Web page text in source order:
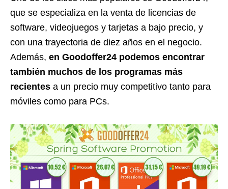
que se especializa en la venta de licencias de
software, videojuegos y tarjetas a bajo precio, y
con una trayectoria de diez años en el negocio.
Además, en Goodoffer24 podemos encontrar
también muchos de los programas más
recientes a un precio muy competitivo tanto para
móviles como para PCs.